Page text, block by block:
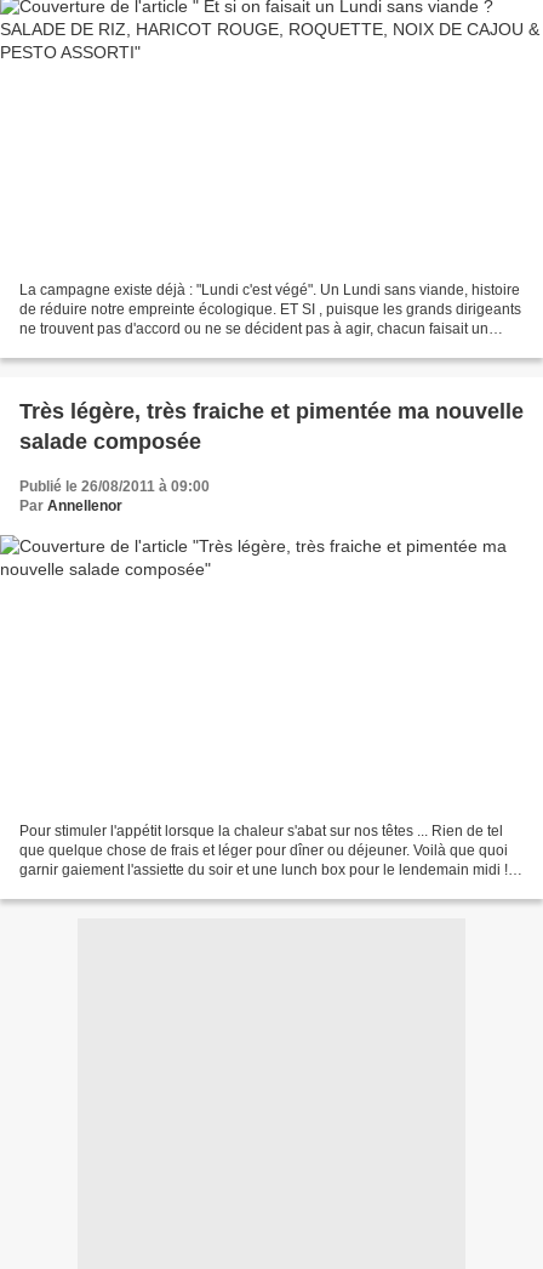
La campagne existe déjà : "Lundi c'est végé". Un Lundi sans viande, histoire
de réduire notre empreinte écologique. ET SI , puisque les grands dirigeants
ne trouvent pas d'accord ou ne se décident pas à agir, chacun faisait un
Très légère, très fraiche et pimentée ma nouvelle
salade composée
Publié le 26/08/2011 à 09:00
Par Annellenor
Pour stimuler l'appétit lorsque la chaleur s'abat sur nos têtes ... Rien de tel
que quelque chose de frais et léger pour dîner ou déjeuner. Voilà que quoi
garnir gaiement l'assiette du soir et une lunch box pour le lendemain midi !